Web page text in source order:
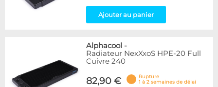
Ajouter au panier
Alphacool -
Radiateur NexXxoS HPE-20 Full
Cuivre 240
82,90 €
Rupture
1 à 2 semaines de délai